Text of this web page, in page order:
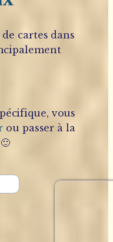
cartes dans
vous
ou passer à la